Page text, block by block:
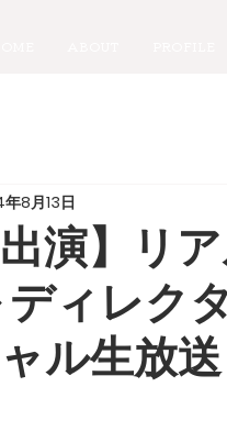
出演】リ
ィレク
ル生放送
8月13日